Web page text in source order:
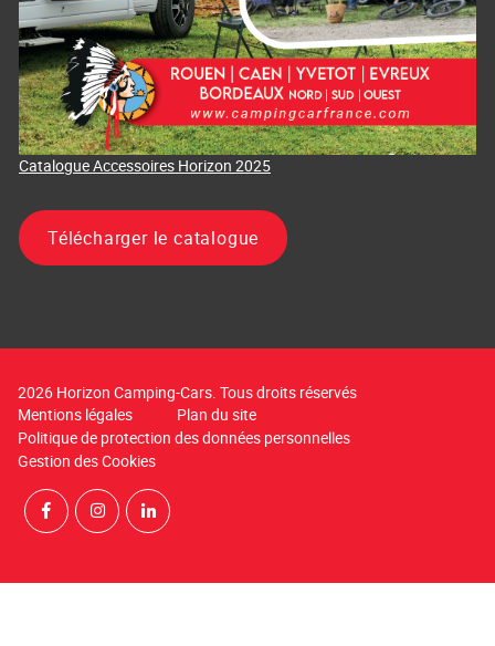
Catalogue Accessoires Horizon 2025
Télécharger le catalogue
2026 Horizon Camping-Cars. Tous droits réservés
Mentions légales
Plan du site
Politique de protection des données personnelles
Gestion des Cookies